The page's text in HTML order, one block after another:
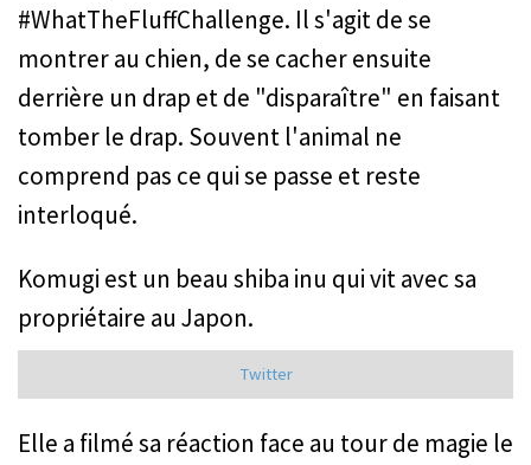
#WhatTheFluffChallenge. Il s'agit de se
montrer au chien, de se cacher ensuite
derrière un drap et de "disparaître" en faisant
tomber le drap. Souvent l'animal ne
comprend pas ce qui se passe et reste
interloqué.
Komugi est un beau shiba inu qui vit avec sa
propriétaire au Japon.
Twitter
Elle a filmé sa réaction face au tour de magie le